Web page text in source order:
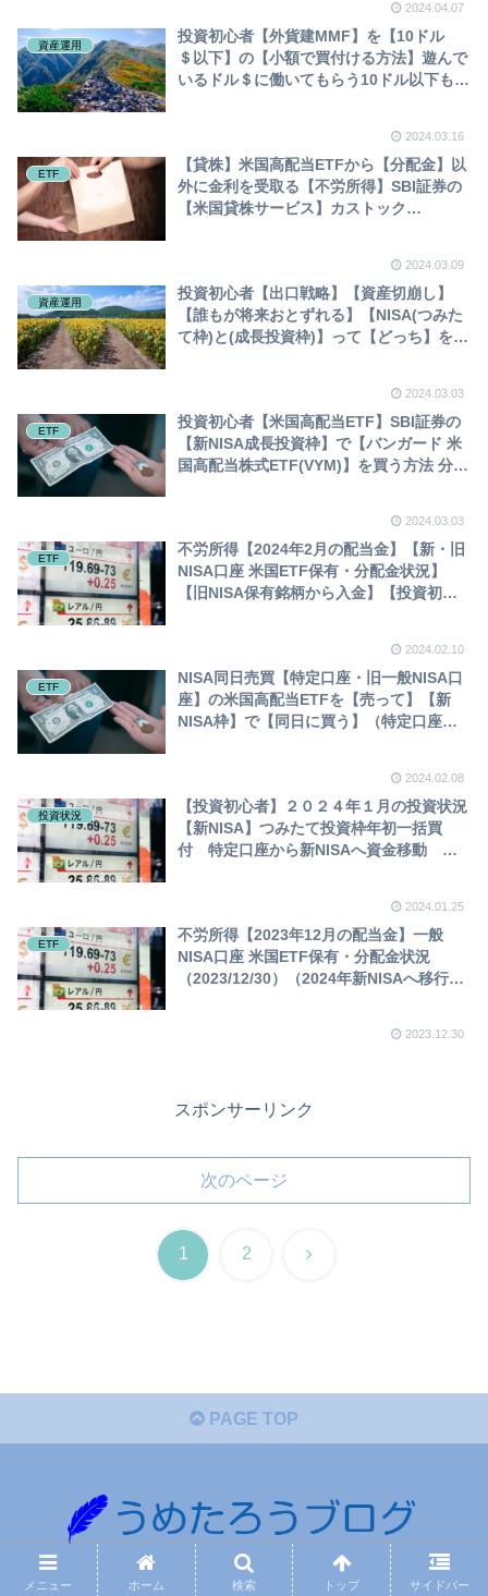
2024.04.07
資産運用
投資初心者【外貨建MMF】を【10ドル
＄以下】の【小額で買付ける方法】遊んで
いるドル＄に働いてもらう10ドル以下も
2024.03.16
ETF
【貸株】米国高配当ETFから【分配金】以
外に金利を受取る【不労所得】SBI証券の
【米国貸株サービス】カストック
2024.03.09
資産運用
投資初心者【出口戦略】【資産切崩し】
【誰もが将来おとずれる】【NISA(つみた
て枠)と(成長投資枠)】って【どっち】を、
2024.03.03
ETF
投資初心者【米国高配当ETF】SBI証券の
【新NISA成長投資枠】で【バンガード 米
国高配当株式ETF(VYM)】を買う方法 分配
2024.03.03
ETF
不労所得【2024年2月の配当金】【新・旧
NISA口座 米国ETF保有・分配金状況】
【旧NISA保有銘柄から入金】【投資初心
2024.02.10
ETF
NISA同日売買【特定口座・旧一般NISA口
座】の米国高配当ETFを【売って】【新
NISA枠】で【同日に買う】（特定口座・
2024.02.08
投資状況
【投資初心者】２０２４年１月の投資状況
【新NISA】つみたて投資枠年初一括買
付 特定口座から新NISAへ資金移動 投
2024.01.25
ETF
不労所得【2023年12月の配当金】一般
NISA口座 米国ETF保有・分配金状況
（2023/12/30）（2024年新NISAへ移行予
2023.12.30
スポンサーリンク
次のページ
1 2 次
PAGE TOP
© 2022 うめたろうブログ.
メニュー ホーム 検索 トップ サイドバー